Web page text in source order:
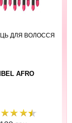
ДЛЯ ВОЛОССЯ
AFRO